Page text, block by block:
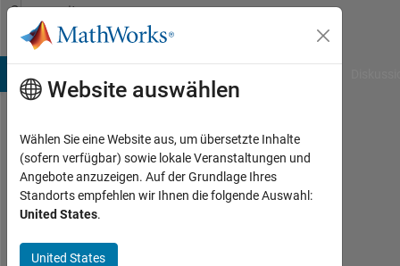
Weiter zum Inhalt
Community
Profile
Andre
Zeug
Aktiv
2014
Website auswählen
Wählen Sie eine Website aus, um übersetzte Inhalte
(sofern verfügbar) sowie lokale Veranstaltungen und
Angebote anzuzeigen. Auf der Grundlage Ihres
Standorts empfehlen wir Ihnen die folgende Auswahl:
United States.
United States